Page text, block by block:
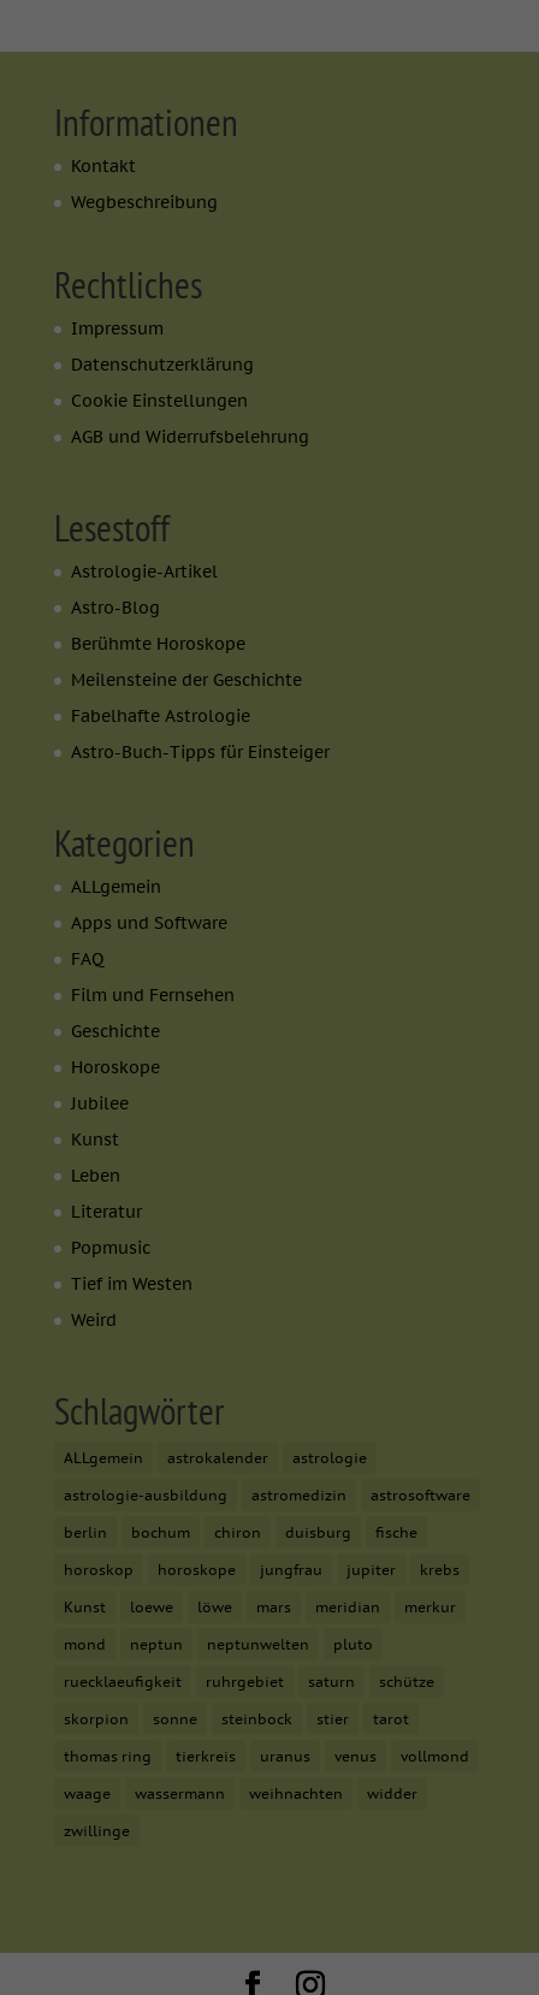
Informationen
Kontakt
Wegbeschreibung
Rechtliches
Impressum
Datenschutzerklärung
Cookie Einstellungen
AGB und Widerrufsbelehrung
Lesestoff
Astrologie-Artikel
Astro-Blog
Berühmte Horoskope
Meilensteine der Geschichte
Fabelhafte Astrologie
Astro-Buch-Tipps für Einsteiger
Kategorien
ALLgemein
Apps und Software
FAQ
Film und Fernsehen
Geschichte
Horoskope
Jubilee
Kunst
Leben
Literatur
Popmusic
Tief im Westen
Weird
Schlagwörter
ALLgemein astrokalender astrologie
astrologie-ausbildung astromedizin astrosoftware
berlin bochum chiron duisburg fische
horoskop horoskope jungfrau jupiter krebs
Kunst loewe löwe mars meridian merkur
mond neptun neptunwelten pluto
ruecklaeufigkeit ruhrgebiet saturn schütze
skorpion sonne steinbock stier tarot
thomas ring tierkreis uranus venus vollmond
waage wassermann weihnachten widder
zwillinge